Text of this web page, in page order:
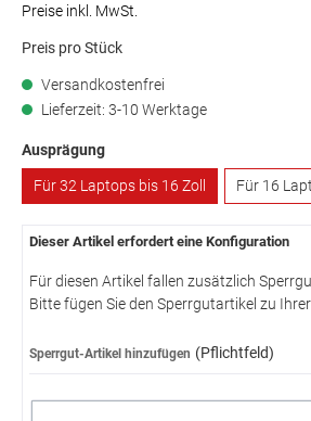
Preise inkl. MwSt.
Preis pro Stück
Versandkostenfrei
Lieferzeit: 3-10 Werktage
Ausprägung
Für 32 Laptops bis 16 Zoll
Für 16
Dieser Artikel erfordert eine Konfiguration
Für diesen Artikel fallen zusätzlich
Bitte fügen Sie den Sperrgutartikel zu
Sperrgut-Artikel hinzufügen (Pflichtfeld)